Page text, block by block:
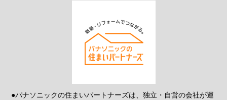
●パナソニックの住まいパートナーズは、独立・自営の会社が運